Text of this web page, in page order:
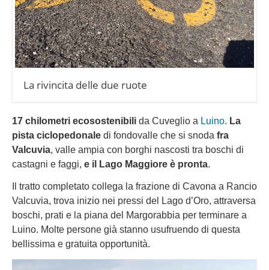
La rivincita delle due ruote
17 chilometri ecosostenibili da Cuveglio a Luino. La
pista ciclopedonale di fondovalle che si snoda fra
Valcuvia, valle ampia con borghi nascosti tra boschi di
castagni e faggi, e il Lago Maggiore è pronta.
Il tratto completato collega la frazione di Cavona a Rancio
Valcuvia, trova inizio nei pressi del Lago d’Oro, attraversa
boschi, prati e la piana del Margorabbia per terminare a
Luino. Molte persone già stanno usufruendo di questa
bellissima e gratuita opportunità.